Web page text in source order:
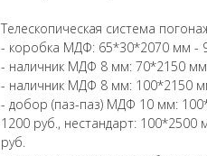
Телескопическая система
- коробка МДФ: 65*30*2070 мм -
- наличник МДФ 8 мм: 70*2150
- наличник МДФ 8 мм: 100*2150
- добор (паз-паз) МДФ 10 мм:
1200 руб., нестандарт:
руб.